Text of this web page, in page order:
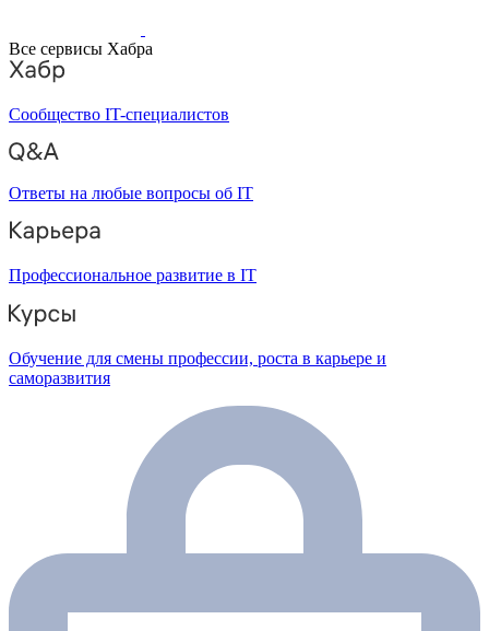
Все сервисы Хабра
Сообщество IT-специалистов
Ответы на любые вопросы об IT
Профессиональное развитие в IT
Обучение для смены профессии, роста в карьере и
саморазвития